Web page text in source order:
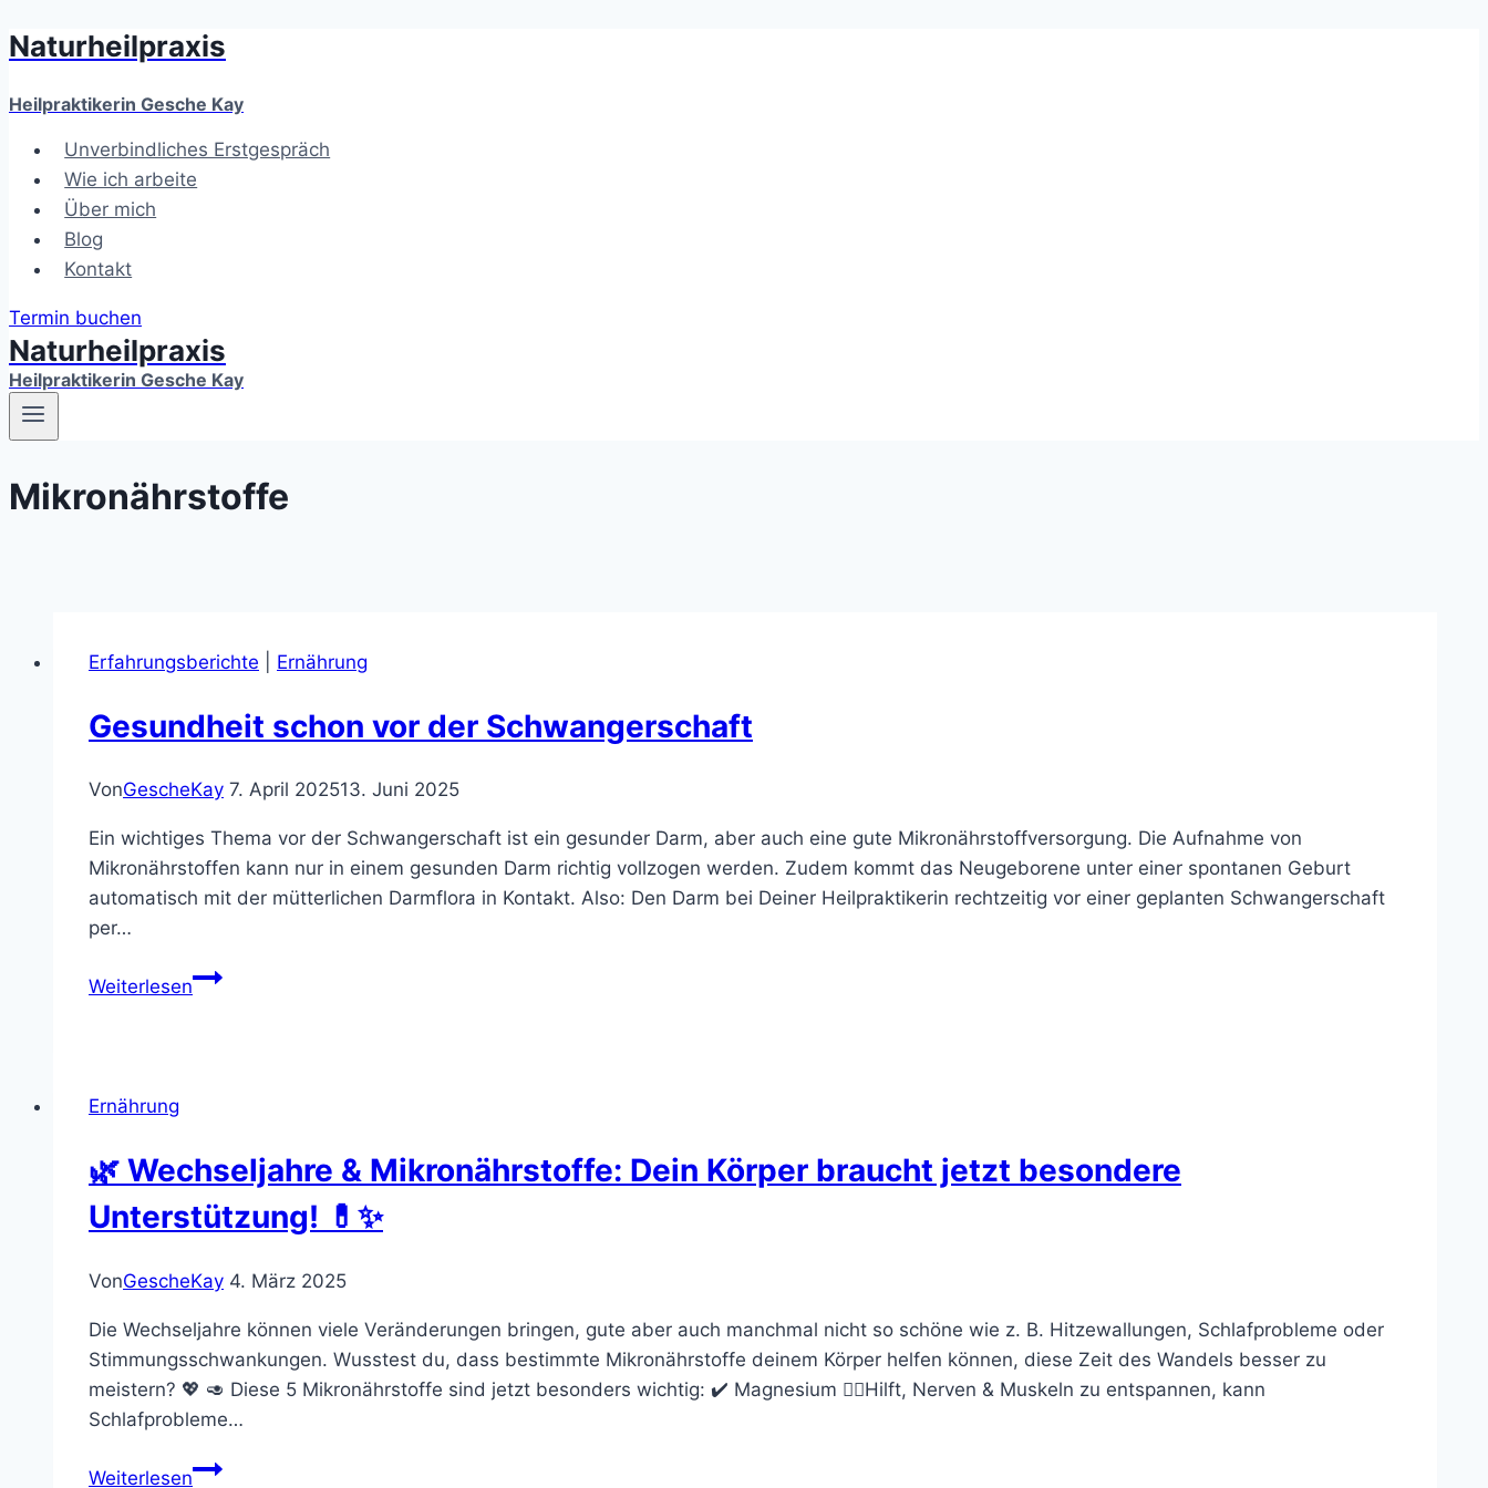
Zum
springen
Naturheilpraxis
Heilpraktikerin Gesche Kay
Unverbindliches Erstgespräch
Wie ich arbeite
Über mich
Blog
Kontakt
Termin buchen
Naturheilpraxis
Heilpraktikerin Gesche Kay
Mikronährstoffe
Erfahrungsberichte Ernährung
Gesundheit schon vor der Schwangerschaft
VonGescheKay 7. April 202513. Juni 2025
Ein wichtiges Thema vor der Schwangerschaft ist ein gesunder Darm, aber auch eine gute Mikronährstoffversorgung. Die Aufnahme von
Mikronährstoffen kann nur in einem gesunden Darm richtig vollzogen werden. Zudem kommt das Neugeborene unter einer spontanen Geburt
automatisch mit der mütterlichen Darmflora in Kontakt. Also: Den Darm bei Deiner Heilpraktikerin rechtzeitig vor einer geplanten Schwangerschaft
per…
WeiterlesenGesundheit
Ernährung
🌿 Wechseljahre & Mikronährstoffe: Dein Körper braucht jetzt besondere
Unterstützung! 💊✨
VonGescheKay 4. März 2025
Die Wechseljahre können viele Veränderungen bringen, gute aber auch manchmal nicht so schöne wie z. B. Hitzewallungen, Schlafprobleme oder
Stimmungsschwankungen. Wusstest du, dass bestimmte Mikronährstoffe deinem Körper helfen können, diese Zeit des Wandels besser zu
meistern? 💖 🥑 Diese 5 Mikronährstoffe sind jetzt besonders wichtig: ✔️ Magnesium 🧘‍♀️Hilft, Nerven & Muskeln zu entspannen, kann
Schlafprobleme…
Weiterlesen🌿